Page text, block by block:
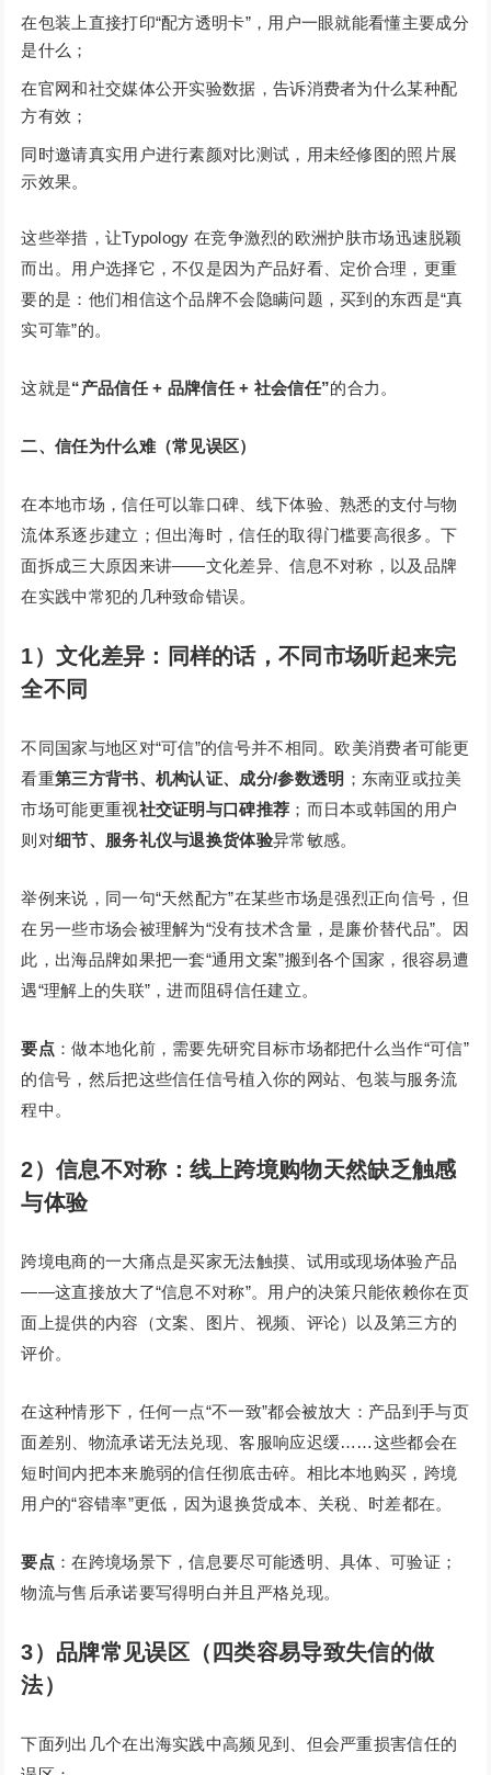
在包装上直接打印“配方透明卡”，用户一眼就能看懂主要成分
是什么；
在官网和社交媒体公开实验数据，告诉消费者为什么某种配
方有效；
同时邀请真实用户进行素颜对比测试，用未经修图的照片展
示效果。
这些举措，让Typology 在竞争激烈的欧洲护肤市场迅速脱颖
而出。用户选择它，不仅是因为产品好看、定价合理，更重
要的是：他们相信这个品牌不会隐瞒问题，买到的东西是“真
实可靠”的。
这就是“产品信任 + 品牌信任 + 社会信任”的合力。
二、信任为什么难（常见误区）
在本地市场，信任可以靠口碑、线下体验、熟悉的支付与物
流体系逐步建立；但出海时，信任的取得门槛要高很多。下
面拆成三大原因来讲——文化差异、信息不对称，以及品牌
在实践中常犯的几种致命错误。
1）文化差异：同样的话，不同市场听起来完
全不同
不同国家与地区对“可信”的信号并不相同。欧美消费者可能更
看重第三方背书、机构认证、成分/参数透明 ；东南亚或拉美
市场可能更重视社交证明与口碑推荐 ；而日本或韩国的用户
则对细节、服务礼仪与退换货体验异常敏感。
举例来说，同一句“天然配方”在某些市场是强烈正向信号，但
在另一些市场会被理解为“没有技术含量，是廉价替代品”。因
此，出海品牌如果把一套“通用文案”搬到各个国家，很容易遭
遇“理解上的失联”，进而阻碍信任建立。
要点 ：做本地化前，需要先研究目标市场都把什么当作“可信”
的信号，然后把这些信任信号植入你的网站、包装与服务流
程中。
2）信息不对称：线上跨境购物天然缺乏触感
与体验
跨境电商的一大痛点是买家无法触摸、试用或现场体验产品
——这直接放大了“信息不对称”。用户的决策只能依赖你在页
面上提供的内容（文案、图片、视频、评论）以及第三方的
评价。
在这种情形下，任何一点“不一致”都会被放大：产品到手与页
面差别、物流承诺无法兑现、客服响应迟缓……这些都会在
短时间内把本来脆弱的信任彻底击碎。相比本地购买，跨境
用户的“容错率”更低，因为退换货成本、关税、时差都在。
要点 ：在跨境场景下，信息要尽可能透明、具体、可验证；
物流与售后承诺要写得明白并且严格兑现。
3）品牌常见误区（四类容易导致失信的做
法）
下面列出几个在出海实践中高频见到、但会严重损害信任的